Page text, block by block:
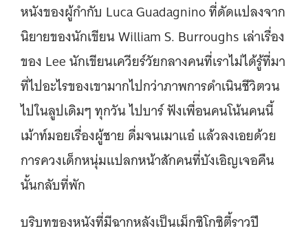
หนังของผู้กำกับ Luca Guadagnino ที่ดัดแปลงจาก
นิยายของนักเขียน William S. Burroughs เล่าเรื่อง
ของ Lee นักเขียนเควียร์วัยกลางคนที่เราไม่ได้รู้ที่มา
ที่ไปอะไรของเขามากไปกว่าภาพการดำเนินชีวิตวน
ไปในลูปเดิมๆ ทุกวัน ไปบาร์ ฟังเพื่อนคนโน้นคนนี้
เม้าท์มอยเรื่องผู้ชาย ดื่มจนเมาแอ๋ แล้วลงเอยด้วย
การควงเด็กหนุ่มแปลกหน้าสักคนที่บังเอิญเจอคืน
นั้นกลับที่พัก
บริบทของหนังที่มีฉากหลังเป็นเม็กซิโกซิตี้ราวปี